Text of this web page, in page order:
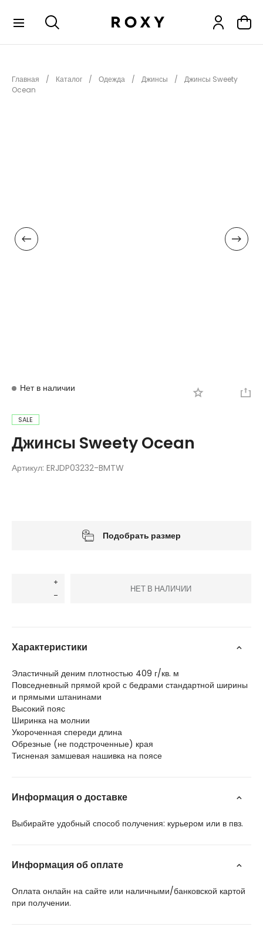
НОВИНКИ
АКСЕССУАРЫ
Главная Каталог Одежда Джинсы
Джинсы Sweety
Ocean
Нет в наличии
SALE
Джинсы Sweety Ocean
Артикул: ERJDP03232-BMTW
Подобрать размер
НЕТ В НАЛИЧИИ
Характеристики
Эластичный деним плотностью 409 г/кв. м
Повседневный прямой крой с бедрами стандартной ширины
и прямыми штанинами
Высокий пояс
Ширинка на молнии
Укороченная спереди длина
Обрезные (не подстроченные) края
Тисненая замшевая нашивка на поясе
Информация о доставке
Выбирайте удобный способ получения: курьером или в пвз.
Информация об оплате
Оплата онлайн на сайте или наличными/банковской картой
при получении.